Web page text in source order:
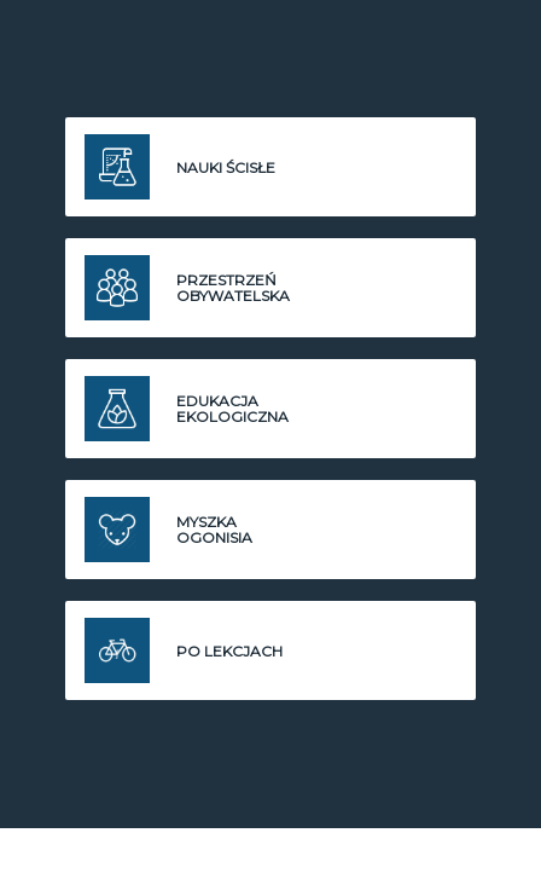
NAUKI ŚCISŁE
PRZESTRZEŃ
OBYWATELSKA
EDUKACJA
EKOLOGICZNA
MYSZKA
OGONISIA
PO LEKCJACH